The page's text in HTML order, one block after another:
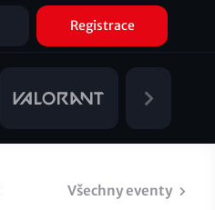
Registrace
Všechny eventy